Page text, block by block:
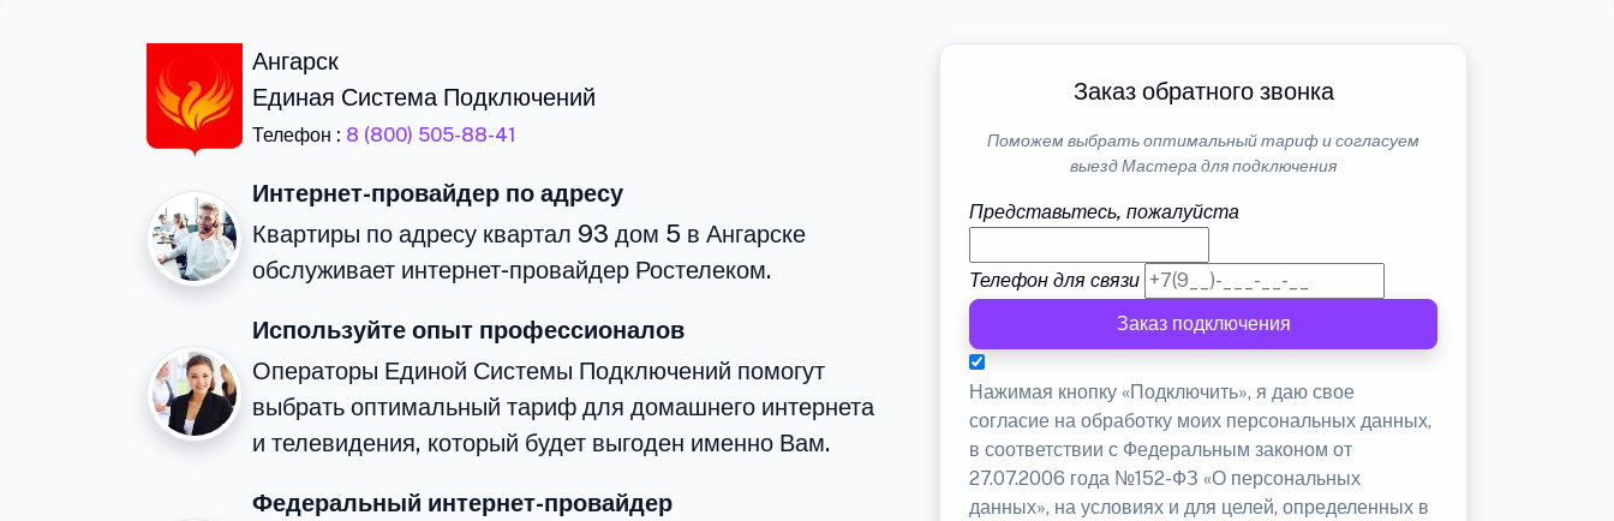
Ангарск
Единая Система Подключений
Телефон : 8 (800) 505-88-41
Интернет-провайдер по адресу
Квартиры по адресу квартал 93 дом 5 в Ангарске
обслуживает интернет-провайдер Ростелеком.
Используйте опыт профессионалов
Операторы Единой Системы Подключений помогут
выбрать оптимальный тариф для домашнего интернета
и телевидения, который будет выгоден именно Вам.
Федеральный интернет-провайдер
Заказ обратного звонка
Поможем выбрать оптимальный тариф и согласуем
выезд Мастера для подключения
Представьтесь, пожалуйста
Телефон для связи
Заказ подключения
Нажимая кнопку «Подключить», я даю свое
согласие на обработку моих персональных данных,
в соответствии с Федеральным законом от
27.07.2006 года №152-ФЗ «О персональных
данных», на условиях и для целей, определенных в